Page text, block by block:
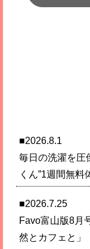
■2026.8.1
毎日の洗濯を圧
くん”1週間無料
■2026.7.25
Favo富山版8月
然とカフェと」